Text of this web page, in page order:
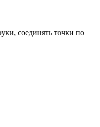
соединять точки по